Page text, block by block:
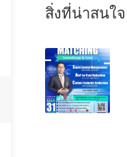
สิ่งที่น่าสนใจ